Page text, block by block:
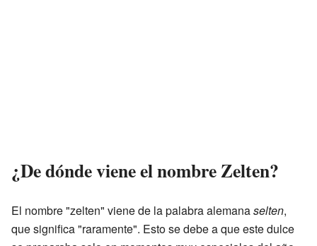
¿De dónde viene el nombre Zelten?
El nombre "zelten" viene de la palabra alemanaselten,
que significa "raramente". Esto se debe a que este dulce